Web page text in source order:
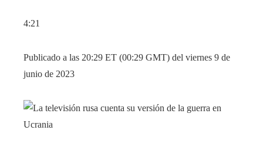
4:21
Publicado a las 20:29 ET (00:29 GMT) del viernes 9 de
junio de 2023